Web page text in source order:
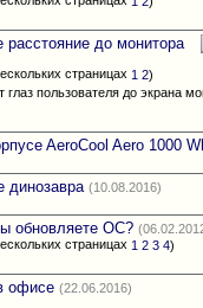
расстояние до монитора
1 2)
глаз пользователя до экрана
AeroCool Aero 1000
динозавра (10.08.2016)
обновляете ОС?
1 2 3 4)
офисе (22.06.2016)